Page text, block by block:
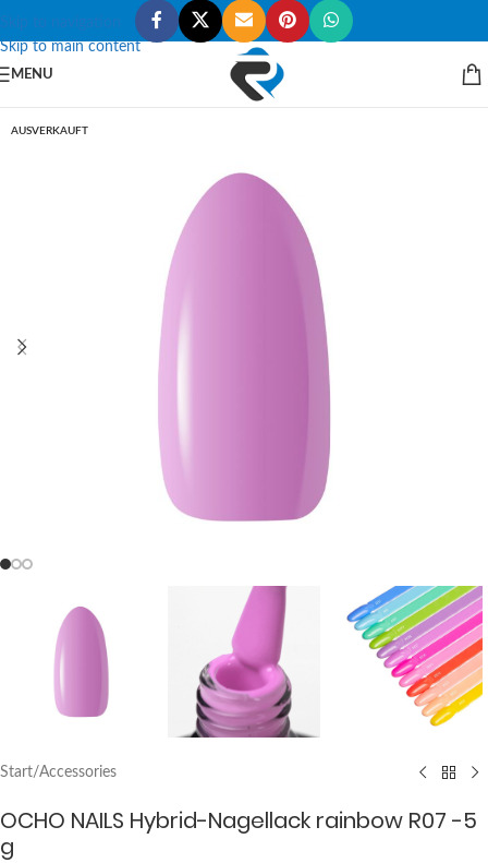
Skip to navigation
Skip to main content
MENU
AUSVERKAUFT
Start/Accessories
OCHO NAILS Hybrid-Nagellack rainbow R07 -5
g